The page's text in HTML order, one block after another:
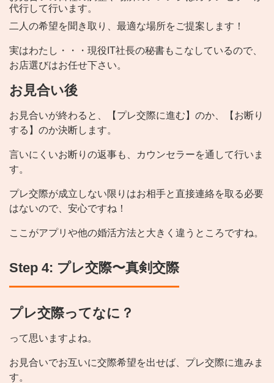
代行して行います。
二人の希望を聞き取り、最適な場所をご提案します！
実はわたし・・・現役IT社長の秘書もこなしているので、
お店選びはお任せ下さい。
お見合い後
お見合いが終わると、【プレ交際に進む】のか、【お断り
する】のか決断します。
言いにくいお断りの返事も、カウンセラーを通して行いま
す。
プレ交際が成立しない限りはお相手と直接連絡を取る必要
はないので、安心ですね！
ここがアプリや他の婚活方法と大きく違うところですね。
Step 4: プレ交際〜真剣交際
プレ交際ってなに？
って思いますよね。
お見合いでお互いに交際希望を出せば、プレ交際に進みま
す。